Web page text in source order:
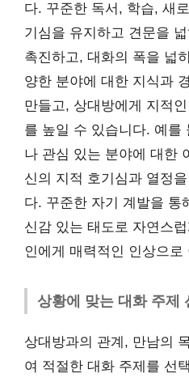
다. 꾸준한 독서, 학습, 새
기심을 유지하고 견문을
촉진하고, 대화의 폭을 넓
양한 분야에 대한 지식과
만들고, 상대방에게 지적
를 높일 수 있습니다. 예를
나 관심 있는 분야에 대한
신의 지적 호기심과 열정
다. 꾸준한 자기 계발을 통
신감 있는 태도로 자연스
인에게 매력적인 인상으로
상황에 맞는 대화 주제
상대방과의 관계, 만남의
여 적절한 대화 주제를 선